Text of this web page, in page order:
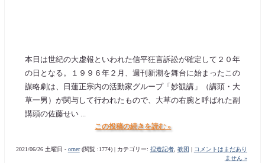
本日は世紀の大虚報といわれた信平狂言訴訟が確定して２０年
の日となる。１９９６年２月、週刊新潮を舞台に始まったこの
謀略劇は、日蓮正宗内の活動家グループ「妙観講」（講頭・大
草一男）が関与して行われたもので、大草の右腕と呼ばれた副
講頭の佐藤せい ...
この投稿の続きを読む »
2021/06/26 土曜日 - orner(閲覧 :1774) | カテゴリー: 捏造記者, 教団
コメントはまだあり
ません »